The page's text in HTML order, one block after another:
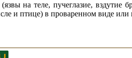
на теле, пучеглазие, вздутие
и птице) в проваренном виде или